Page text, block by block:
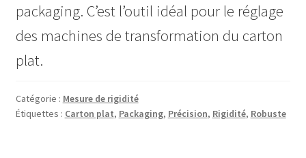
packaging. C’est l’outil idéal pour le réglage
des machines de transformation du carton
plat.
Catégorie : Mesure de rigidité
Étiquettes : Carton plat, Packaging, Précision, Rigidité, Robuste